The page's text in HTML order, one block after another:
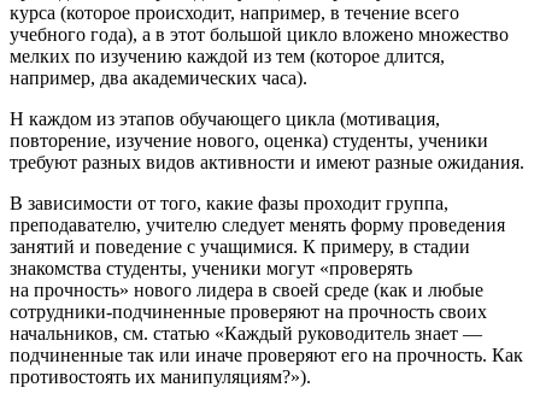
курса (которое происходит, например, в течение всего
учебного года), а в этот большой цикло вложено множество
мелких по изучению каждой из тем (которое длится,
например, два академических часа).
Н каждом из этапов обучающего цикла (мотивация,
повторение, изучение нового, оценка) студенты, ученики
требуют разных видов активности и имеют разные ожидания.
В зависимости от того, какие фазы проходит группа,
преподавателю, учителю следует менять форму проведения
занятий и поведение с учащимися. К примеру, в стадии
знакомства студенты, ученики могут «проверять
на прочность» нового лидера в своей среде (как и любые
сотрудники-подчиненные проверяют на прочность своих
начальников, см. статью «Каждый руководитель знает —
подчиненные так или иначе проверяют его на прочность. Как
противостоять их манипуляциям?»).